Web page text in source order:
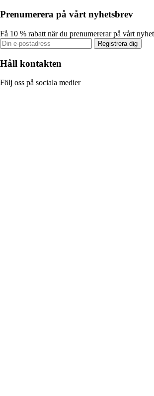
Prenumerera på vårt nyhetsbrev
Få 10 % rabatt när du prenumererar på vårt
Registrera dig
Håll kontakten
Följ oss på sociala medier